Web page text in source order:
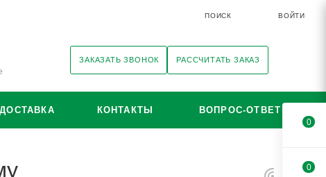
ПОИСК ВОЙТИ
ЗАКАЗАТЬ ЗВОНОК РАССЧИТАТЬ ЗАКАЗ
ДОСТАВКА КОНТАКТЫ ВОПРОС-ОТВЕТ
0
0